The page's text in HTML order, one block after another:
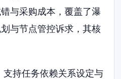
与采购成本，覆盖了瀑
与节点管控诉求，其核
支持任务依赖关系设定与